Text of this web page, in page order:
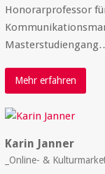
Honorarprofessor
Mehr erfahren
Karin Janner
_Online- &